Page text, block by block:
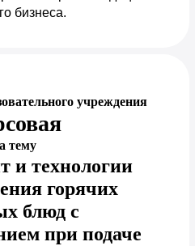
бизнеса.
учреждения
тему
и технологии
горячих
блюд с
при подаче